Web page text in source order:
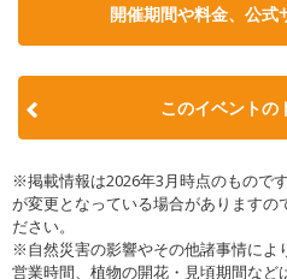
開催期間や料金、公式
このイベントの
※掲載情報は2026年3月時点のもので
が変更となっている場合がありますの
ださい。
※自然災害の影響やその他諸事情によ
営業時間、植物の開花・見頃期間など